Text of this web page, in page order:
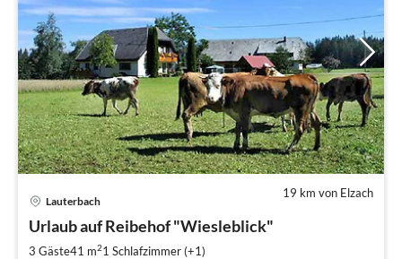
19 km von Elzach
Lauterbach
Urlaub auf Reibehof "Wiesleblick"
3 Gäste41 m21 Schlafzimmer (+1)